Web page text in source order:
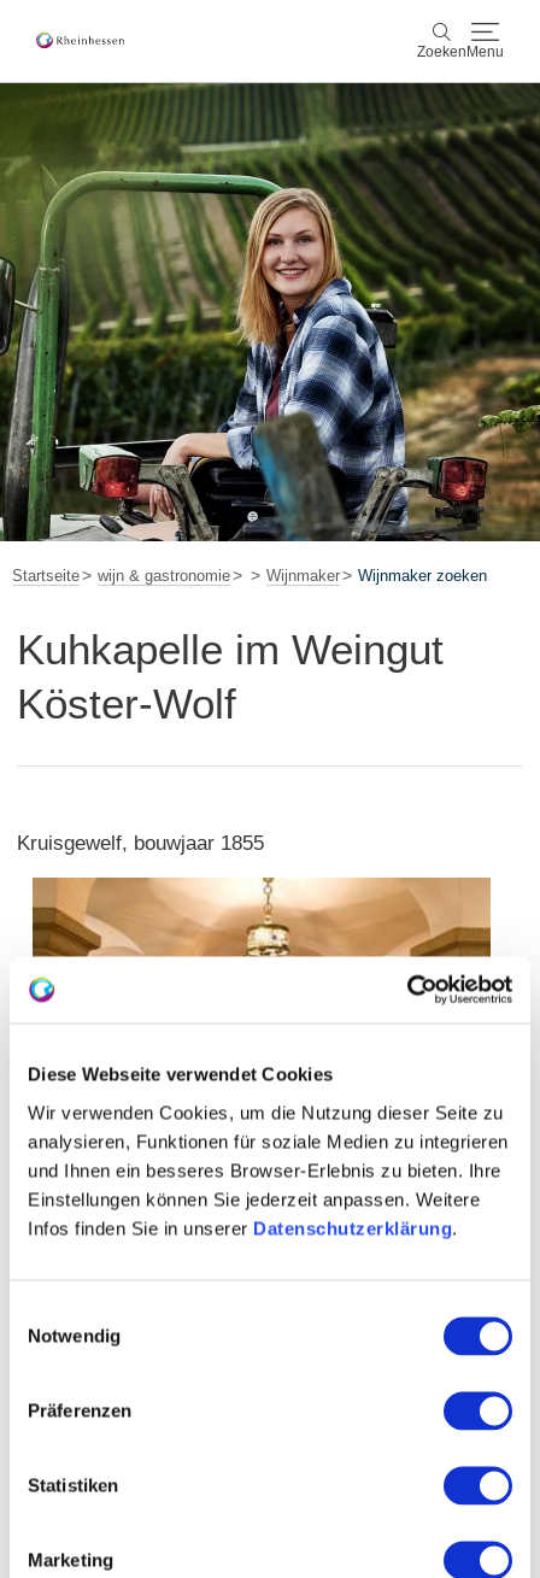
Diese Webseite verwendet Cookies
Wir verwenden Cookies, um die Nutzung dieser Seite zu
analysieren, Funktionen für soziale Medien zu integrieren
und Ihnen ein besseres Browser-Erlebnis zu bieten. Ihre
Einstellungen können Sie jederzeit anpassen. Weitere
Infos finden Sie in unserer Datenschutzerklärung.
Notwendig
Präferenzen
Statistiken
Marketing
Zoeken Menu
Zoeken
wijn & gastronomie
actief & natuur
Cultuur & Steden
Events
reservering & service
Rheinhessen-Blog kaart
Startseite wijn & gastronomie Wijnmaker Wijnmaker zoeken
Kuhkapelle im Weingut
Köster-Wolf
Kruisgewelf, bouwjaar 1855